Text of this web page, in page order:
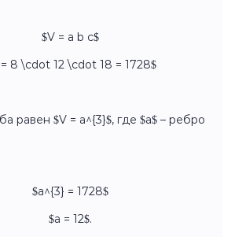
$V = a b c$
8 \cdot 12 \cdot 18 = 1728$
равен $V = a^{3}$, где $a$ – ребро
$a^{3} = 1728$
$a = 12$.